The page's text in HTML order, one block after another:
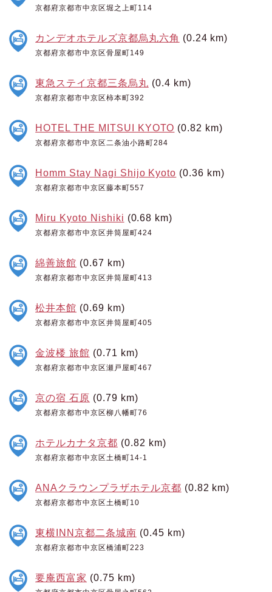
京都府京都市中京区堀之上町114
カンデオホテルズ京都烏丸六角 (0.24 km)
京都府京都市中京区骨屋町149
東急ステイ京都三条烏丸 (0.4 km)
京都府京都市中京区柿本町392
HOTEL THE MITSUI KYOTO (0.82 km)
京都府京都市中京区二条油小路町284
Homm Stay Nagi Shijo Kyoto (0.36 km)
京都府京都市中京区藤本町557
Miru Kyoto Nishiki (0.68 km)
京都府京都市中京区井筒屋町424
綿善旅館 (0.67 km)
京都府京都市中京区井筒屋町413
松井本館 (0.69 km)
京都府京都市中京区井筒屋町405
金波楼 旅館 (0.71 km)
京都府京都市中京区瀬戸屋町467
京の宿 石原 (0.79 km)
京都府京都市中京区柳八幡町76
ホテルカナタ京都 (0.82 km)
京都府京都市中京区土橋町14-1
ANAクラウンプラザホテル京都 (0.82 km)
京都府京都市中京区土橋町10
東横INN京都二条城南 (0.45 km)
京都府京都市中京区橋浦町223
要庵西富家 (0.75 km)